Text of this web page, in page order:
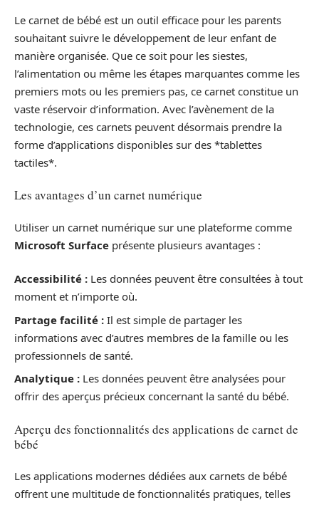
Le carnet de bébé est un outil efficace pour les parents
souhaitant suivre le développement de leur enfant de
manière organisée. Que ce soit pour les siestes,
l’alimentation ou même les étapes marquantes comme les
premiers mots ou les premiers pas, ce carnet constitue un
vaste réservoir d’information. Avec l’avènement de la
technologie, ces carnets peuvent désormais prendre la
forme d’applications disponibles sur des *tablettes
tactiles*.
Les avantages d’un carnet numérique
Utiliser un carnet numérique sur une plateforme comme
Microsoft Surface présente plusieurs avantages :
Accessibilité : Les données peuvent être consultées à tout
moment et n’importe où.
Partage facilité : Il est simple de partager les
informations avec d’autres membres de la famille ou les
professionnels de santé.
Analytique : Les données peuvent être analysées pour
offrir des aperçus précieux concernant la santé du bébé.
Aperçu des fonctionnalités des applications de carnet de
bébé
Les applications modernes dédiées aux carnets de bébé
offrent une multitude de fonctionnalités pratiques, telles